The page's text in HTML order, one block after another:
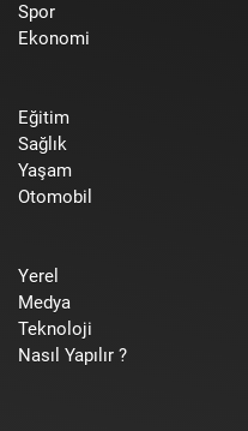
Spor
Ekonomi
Eğitim
Sağlık
Yaşam
Otomobil
Yerel
Medya
Teknoloji
Nasıl Yapılır ?